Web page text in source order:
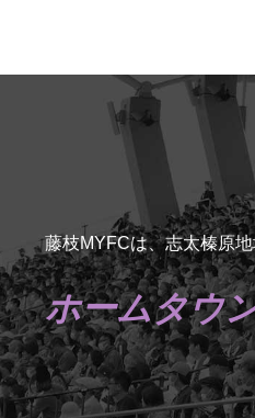
藤枝MYFCは、志太榛原
ホームタウ